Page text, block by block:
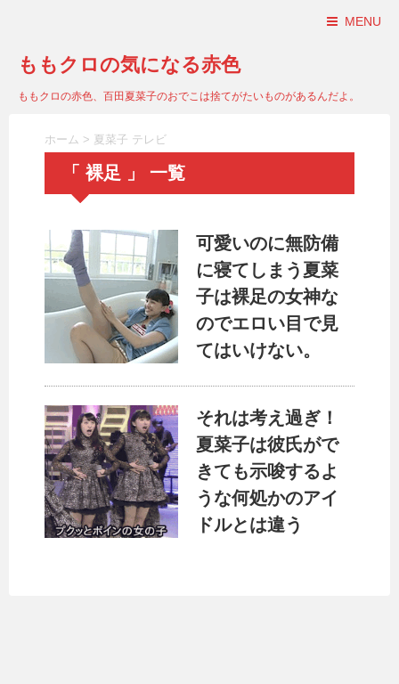
MENU
ももクロの気になる赤色
ももクロの赤色、百田夏菜子のおでこは捨てがたいものがあるんだよ。
ホーム > 夏菜子 テレビ
「 裸足 」 一覧
可愛いのに無防備
に寝てしまう夏菜
子は裸足の女神な
のでエロい目で見
てはいけない。
それは考え過ぎ！
夏菜子は彼氏がで
きても示唆するよ
うな何処かのアイ
ドルとは違う